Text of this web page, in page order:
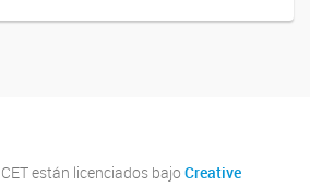
están licenciados bajo Creative